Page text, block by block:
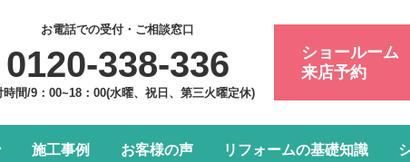
お電話での受付・ご相談窓口
0120-338-336
時間/9：00~18：00(水曜、祝日、第三火曜定休)
ショールーム
来店予約
施工事例 お客様の声 リフォームの基礎知識